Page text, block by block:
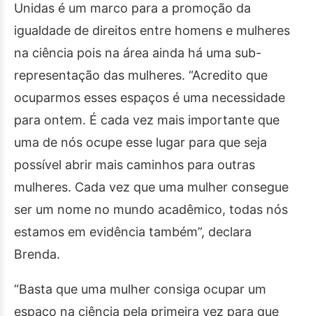
Unidas é um marco para a promoção da
igualdade de direitos entre homens e mulheres
na ciência pois na área ainda há uma sub-
representação das mulheres. “Acredito que
ocuparmos esses espaços é uma necessidade
para ontem. É cada vez mais importante que
uma de nós ocupe esse lugar para que seja
possível abrir mais caminhos para outras
mulheres. Cada vez que uma mulher consegue
ser um nome no mundo acadêmico, todas nós
estamos em evidência também”, declara
Brenda.
“Basta que uma mulher consiga ocupar um
espaço na ciência pela primeira vez para que